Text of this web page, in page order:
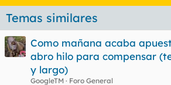
Temas similares
Como mañana acaba
abro hilo para compensar
y largo)
GoogleTM
Foro General